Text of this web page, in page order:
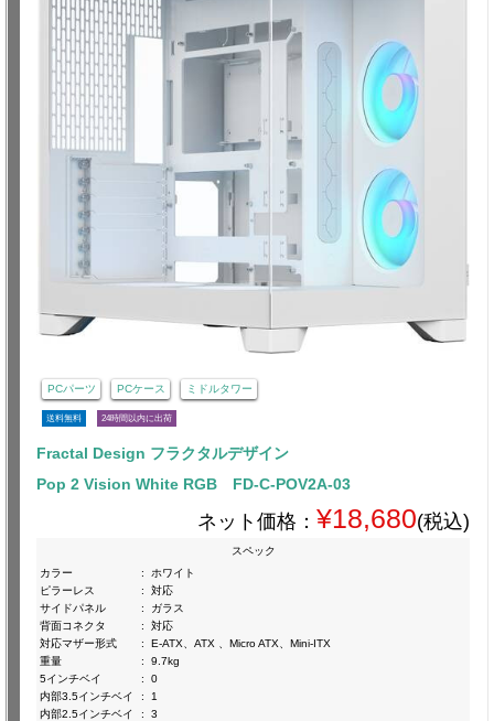
PCパーツ PCケース ミドルタワー
送料無料 24時間以内に出荷
Fractal Design フラクタルデザイン
Pop 2 Vision White RGB FD-C-POV2A-03
ネット価格： ¥18,680(税込)
スペック
カラー
:
ホワイト
ピラーレス
:
対応
サイドパネル
:
ガラス
背面コネクタ
:
対応
対応マザー形式
:
E-ATX、ATX 、Micro ATX、Mini-ITX
重量
:
9.7kg
5インチベイ
:
0
内部3.5インチベイ
:
1
内部2.5インチベイ
:
3